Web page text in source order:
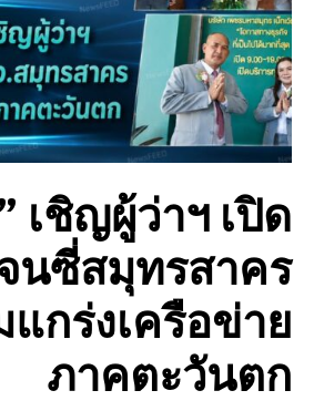
เชิญผู้ว่าฯ เปิด
จนซี่สมุทรสาคร
แกร่งเครือข่าย
ภาคตะวันตก